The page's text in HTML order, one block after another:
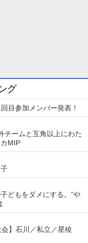
グ
目参加メンバー発表！
ームと互角以上にわた
MIP
どもをダメにする。”や
会】石川／私立／星稜